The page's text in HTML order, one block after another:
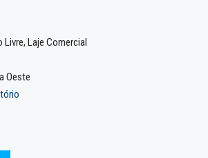
Livre, Laje Comercial
Oeste